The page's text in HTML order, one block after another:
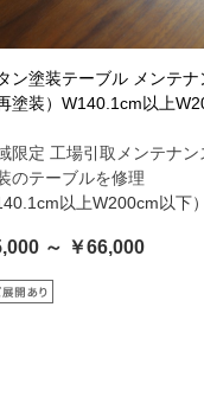
ン塗装テーブル メンテナ
塗装）W140.1cm以上
域限定 工場引取メンテナ
のテーブルを修理
以上W200cm以下）
～ ￥66,000